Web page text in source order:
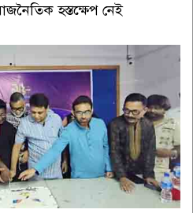
হস্তক্ষেপ নেই